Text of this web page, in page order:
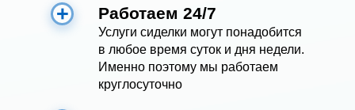
Работаем 24/7
Услуги сиделки могут понадобится
в любое время суток и дня недели.
Именно поэтому мы работаем
круглосуточно